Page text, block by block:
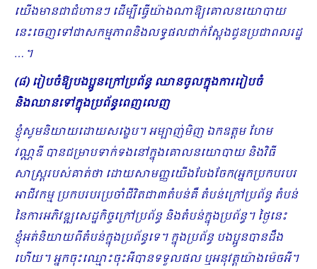
យើងមានជាជំហានៗ ដើម្បីធ្វើយ៉ាងណាឱ្យគោលនយោបាយ
នេះចេញទៅជាសកម្មភាពនិងលទ្ធផលជាក់ស្តែងជូនប្រជាពលរដ្ឋ
…។
(៨) រៀបចំឱ្យបងប្អូនក្រៅប្រព័ន្ធ ឈានចូលក្នុងការរៀបចំ
និងឈានទៅក្នុងប្រព័ន្ធពេញលេញ
ខ្ញុំសូមនិយាយដោយសង្ខេប។ អម្បាញ់មិញ ឯកឧត្តម ហែម
វណ្ណឌី​ បានជម្រាបទាក់ទងនៅក្នុងគោលនយោ​បាយ និងវិធី
សាស្ត្ររបស់គាត់ថា ដោយសាមញ្ញយើងបែងចែក(អ្នកប្រកបរបរ
អាជីវកម្ម ប្រកបរបរប្រចាំជីវិតជា៣តំបន់គឺ តំបន់ក្រៅប្រព័ន្ធ តំបន់
នៃការអភិវឌ្ឍសេដ្ឋកិច្ចក្រៅប្រព័ន្ធ និងតំបន់ក្នុងប្រព័ន្ធ។ ថ្ងៃនេះ
ខ្ញុំអត់និយាយពីតំបន់ក្នុងប្រព័ន្ធទេ​។ ក្នុងប្រព័ន្ធ បងប្អូនបានដឹង
ហើយ។ អ្នកចុះឈ្មោះចុះអីបានទទួលផល ឬអនុវត្តយ៉ាងម៉េចអី។